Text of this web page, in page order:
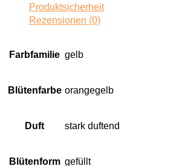
Produktsicherheit
Rezensionen (0)
Farbfamilie gelb
Blütenfarbe orangegelb
Duft stark duftend
Blütenform gefüllt